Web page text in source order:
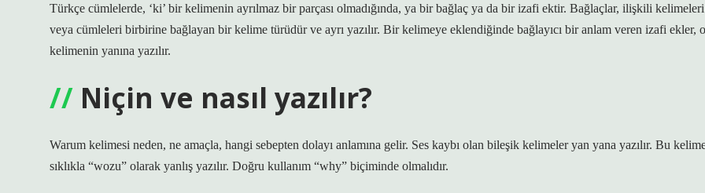
Türkçe cümlelerde, ‘ki’ bir kelimenin ayrılmaz bir parçası olmadığında, ya bir bağlaç ya da bir izafi ektir. Bağlaçlar, ilişkili kelimeleri
veya cümleleri birbirine bağlayan bir kelime türüdür ve ayrı yazılır. Bir kelimeye eklendiğinde bağlayıcı bir anlam veren izafi ekler, o
kelimenin yanına yazılır.
Niçin ve nasıl yazılır?
Warum kelimesi neden, ne amaçla, hangi sebepten dolayı anlamına gelir. Ses kaybı olan bileşik kelimeler yan yana yazılır. Bu
sıklıkla “wozu” olarak yanlış yazılır. Doğru kullanım “why” biçiminde olmalıdır.